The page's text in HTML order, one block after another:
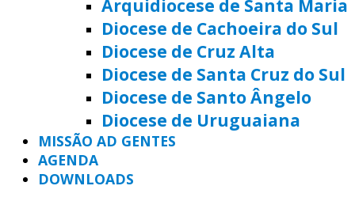
Arquidiocese de Santa Maria
Diocese de Cachoeira do Sul
Diocese de Cruz Alta
Diocese de Santa Cruz do Sul
Diocese de Santo Ângelo
Diocese de Uruguaiana
MISSÃO AD GENTES
AGENDA
DOWNLOADS